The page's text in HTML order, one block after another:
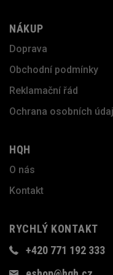
NÁKUP
Doprava
Obchodní podmínky
Reklamační řád
Ochrana osobních
HQH
O nás
Kontakt
RYCHLÝ KONTAKT
+420 771 192 333